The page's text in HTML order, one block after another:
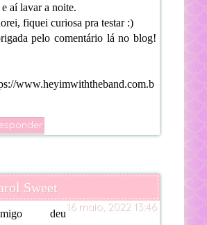
e aí lavar a noite.
fiquei curiosa pra testar :)
pelo comentário lá no blog!
www.heyimwiththeband.com.b
Sweet
16 maio, 2022 13:46
deu